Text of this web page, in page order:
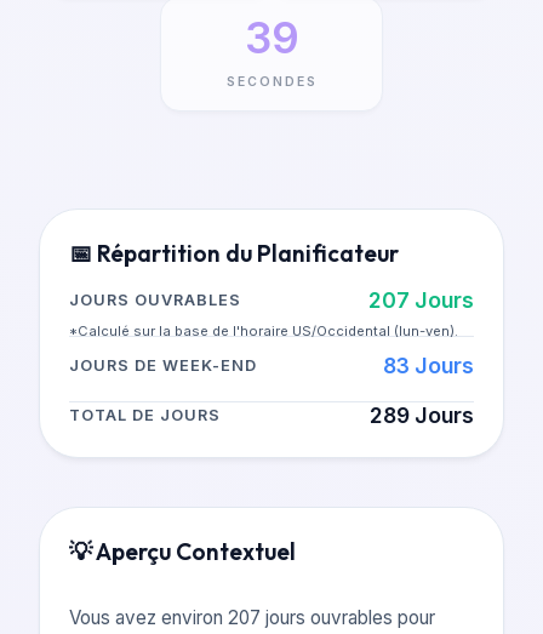
38
SECONDES
📅 Répartition du Planificateur
JOURS OUVRABLES 207 Jours
*Calculé sur la base de l'horaire US/Occidental (lun-ven).
JOURS DE WEEK-END 83 Jours
TOTAL DE JOURS 289 Jours
💡Aperçu Contextuel
Vous avez environ 207 jours ouvrables pour